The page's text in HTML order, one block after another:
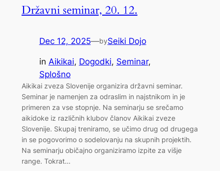
Državni seminar, 20. 12.
Dec 12, 2025—bySeiki Dojo
in Aikikai, Dogodki, Seminar
Splošno
Aikikai zveza Slovenije organizira državni seminar.
Seminar je namenjen za odraslim in najstnikom in je
primeren za vse stopnje. Na seminarju se srečamo
aikidoke iz različnih klubov članov Aikikai zveze
Slovenije. Skupaj treniramo, se učimo drug od drugega
in se pogovorimo o sodelovanju na skupnih projektih.
Na seminarju običajno organiziramo izpite za višje
range. Tokrat…